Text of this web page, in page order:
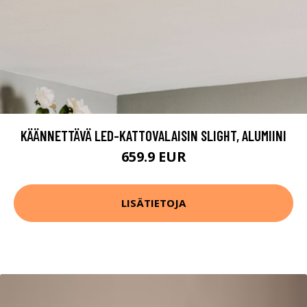
KÄÄNNETTÄVÄ LED-KATTOVALAISIN SLIGHT, ALUMIINI
659.9 EUR
LISÄTIETOJA